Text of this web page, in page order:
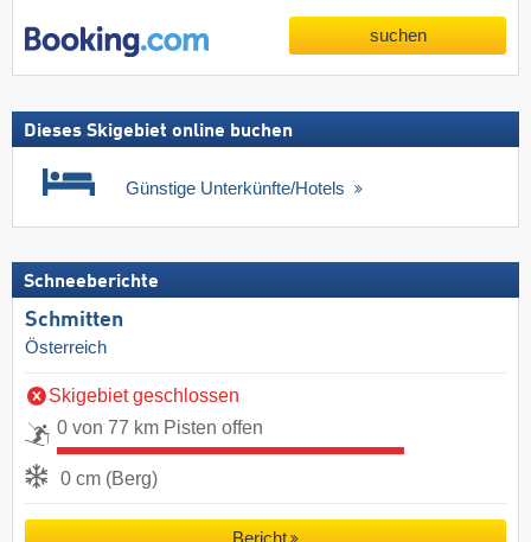
suchen
Dieses Skigebiet online buchen
Günstige Unterkünfte/Hotels
Schneeberichte
Schmitten
Österreich
Skigebiet geschlossen
0 von 77 km Pisten offen
0 cm (Berg)
Bericht